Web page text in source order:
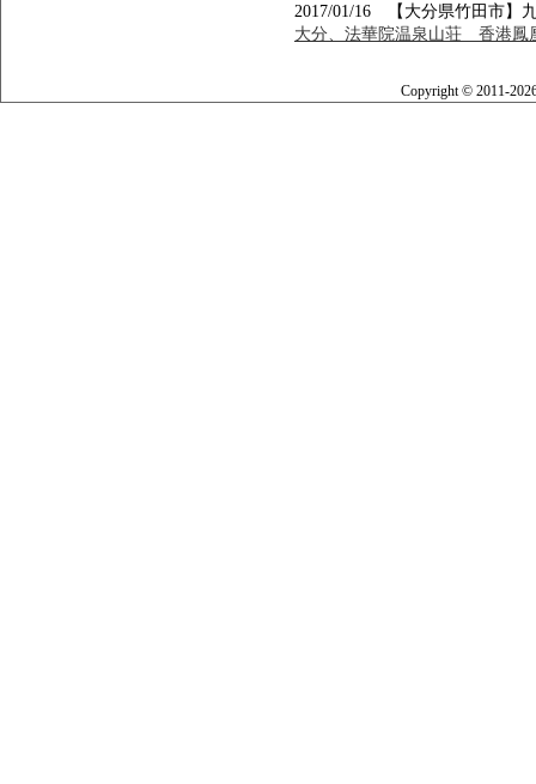
2017/01/16 【大分県竹田市】
大分、法華院温泉山荘 香港鳳
Copyright © 2011-